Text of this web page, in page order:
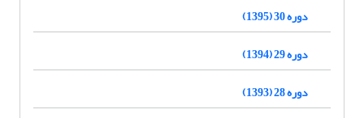
دوره 30 (1395)
دوره 29 (1394)
دوره 28 (1393)